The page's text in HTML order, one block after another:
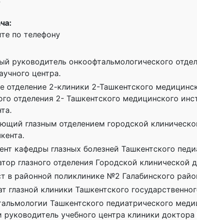
по телефону
руководитель онкоофтальмологического
центра.
отделение 2-клиники 2-Ташкентского
отделения 2- Ташкентского медицинского
глазным отделением городской
кафедры глазных болезней Ташкентского
глазного отделения Городской клинической
в районной поликлинике №2 Галабинского
глазной клиники Ташкентского
Ташкентского педиатрического
руководитель учебного центра клиники